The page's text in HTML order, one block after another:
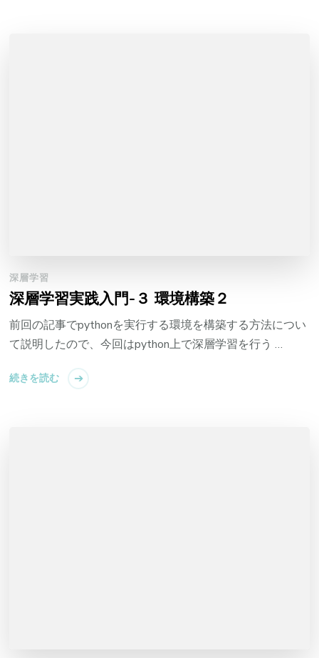
深層学習
深層学習実践入門-３ 環境構築２
前回の記事でpythonを実行する環境を構築する方法につい
て説明したので、今回はpython上で深層学習を行う …
続きを読む